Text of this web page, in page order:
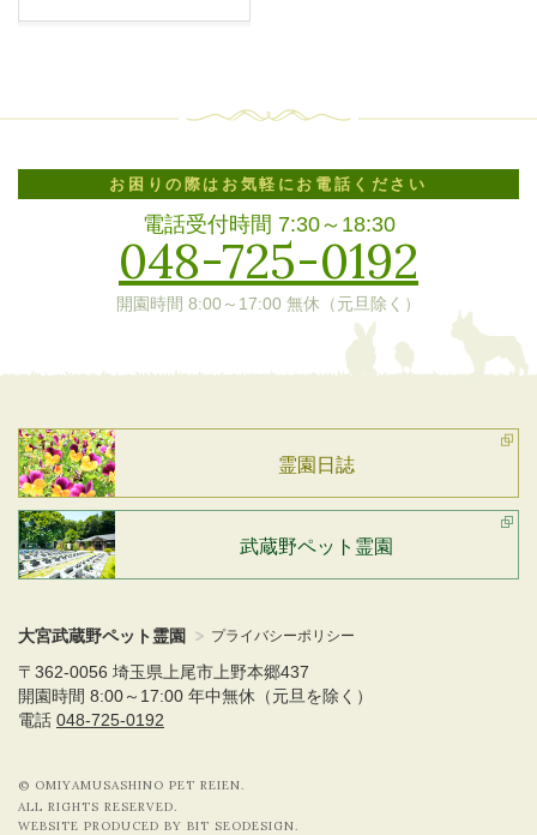
お困りの際は お気軽に お電話ください
電話受付時間 7:30～18:30
048-725-0192
開園時間 8:00～17:00 無休（元旦除く）
霊園日誌
武蔵野ペット霊園
大宮武蔵野ペット霊園 プライバシーポリシー
〒362-0056 埼玉県上尾市上野本郷437
開園時間 8:00～17:00 年中無休（元旦を除く）
電話 048-725-0192
© OMIYAMUSASHINO PET REIEN.
ALL RIGHTS RESERVED.
WEBSITE PRODUCED BY BIT SEODESIGN.